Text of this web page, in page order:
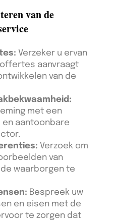
van de
Verzeker u ervan
aanvraagt
van de
met een
aantoonbare
Verzoek om
van
waarborgen te
Bespreek uw
en eisen met de
te zorgen dat